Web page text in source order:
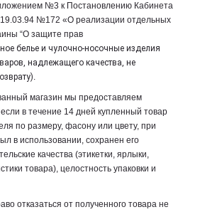
№3 к Постановлению Кабинета
№172 «О реализации отдельных
“О защите прав
белье и чулочно-носочные изделия
надлежащего качества, не
.
магазин мы предоставляем
в течение 14 дней купленный товар
по размеру, фасону или цвету, при
в использовании, сохранен его
качества (этикетки, ярлыки,
товара), целостность упаковки и
отказаться от полученного товара не